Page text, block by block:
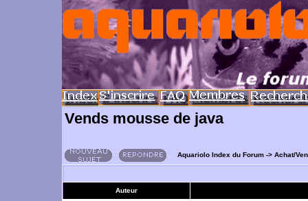
Vends mousse de java
Aquariolo Index du Forum -> Achat/
Auteur